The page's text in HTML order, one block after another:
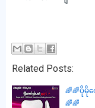
Related Posts:
🌈🌈ပိုမို
🌈🌈